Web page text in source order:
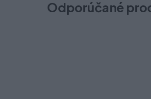
Odporúčané